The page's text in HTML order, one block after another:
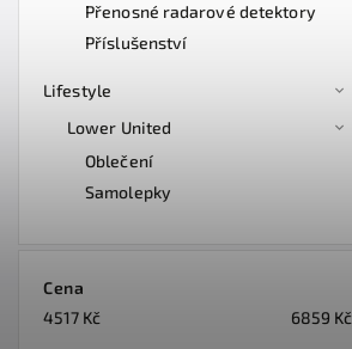
Přenosné radarové detektory
Příslušenství
Lifestyle
Lower United
Oblečení
Samolepky
Cena
4517 Kč 6859 Kč